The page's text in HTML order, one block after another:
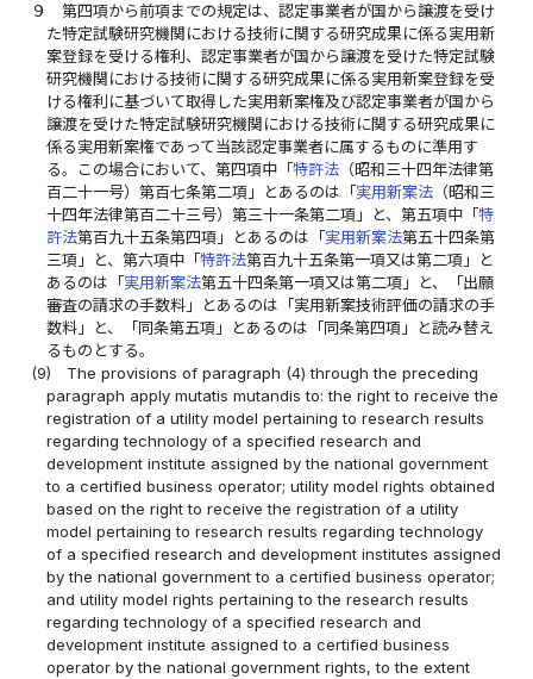
９
第四項から前項までの規定は、認定事業者が国から譲渡を受け
た特定試験研究機関における技術に関する研究成果に係る実用新
案登録を受ける権利、認定事業者が国から譲渡を受けた特定試験
研究機関における技術に関する研究成果に係る実用新案登録を受
ける権利に基づいて取得した実用新案権及び認定事業者が国から
譲渡を受けた特定試験研究機関における技術に関する研究成果に
係る実用新案権であって当該認定事業者に属するものに準用す
る。この場合において、第四項中「特許法 （昭和三十四年法律第
百二十一号）第百七条第二項」とあるのは「実用新案法 （昭和三
十四年法律第百二十三号）第三十一条第二項」と、第五項中「特
許法第百九十五条第四項」とあるのは「実用新案法第五十四条第
三項」と、第六項中「特許法第百九十五条第一項又は第二項」と
あるのは「実用新案法第五十四条第一項又は第二項」と、「出願
審査の請求の手数料」とあるのは「実用新案技術評価の請求の手
数料」と、「同条第五項」とあるのは「同条第四項」と読み替え
るものとする。
(9)
The provisions of paragraph (4) through the preceding
paragraph apply mutatis mutandis to: the right to receive the
registration of a utility model pertaining to research results
regarding technology of a specified research and
development institute assigned by the national government
to a certified business operator; utility model rights obtained
based on the right to receive the registration of a utility
model pertaining to research results regarding technology
of a specified research and development institutes assigned
by the national government to a certified business operator;
and utility model rights pertaining to the research results
regarding technology of a specified research and
development institute assigned to a certified business
operator by the national government rights, to the extent